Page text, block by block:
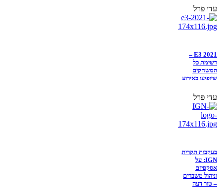
עדי פרל
E3 2021 –
רשימת כל
המשחקים
שיופיעו באירוע
עדי פרל
בעקבות תקרית
IGN: על
אסקפיזם
וניהול משברים
– טור דעה